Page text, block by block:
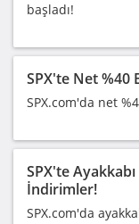
başladı!
SPX'te Net %40
SPX.com'da net
SPX'te
İndirimler!
SPX.com'da